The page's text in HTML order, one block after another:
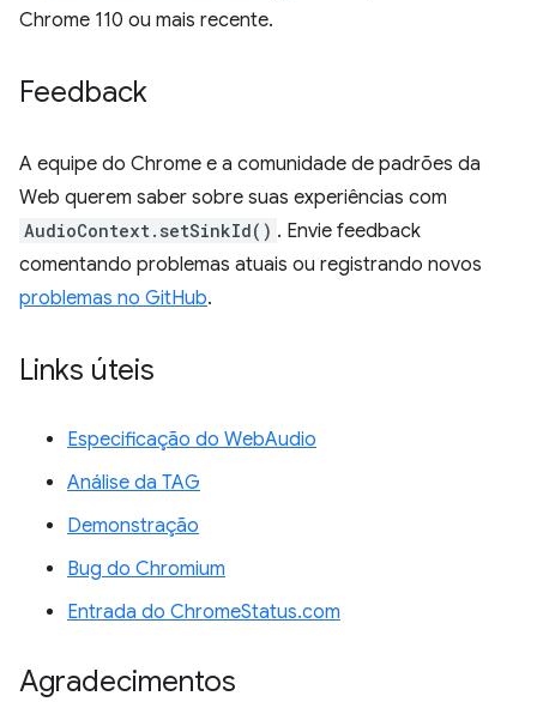
Chrome 110 ou mais recente.
Feedback
A equipe do Chrome e a comunidade de padrões da
Web querem saber sobre suas experiências com
AudioContext.setSinkId() . Envie feedback
comentando problemas atuais ou registrando novos
problemas no GitHub.
Links úteis
Especificação do WebAudio
Análise da TAG
Demonstração
Bug do Chromium
Entrada do ChromeStatus.com
Agradecimentos